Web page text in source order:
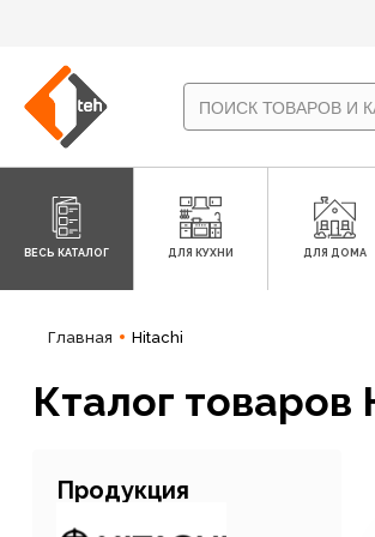
ВЕСЬ КАТАЛОГ ДЛЯ КУХНИ ДЛЯ ДОМА
Главная Hitachi
Кталог товаров
Продукция